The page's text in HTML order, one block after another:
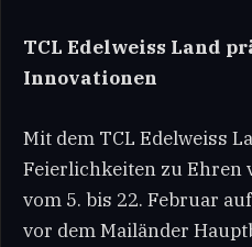
TCL Edelweiss Land
Innovationen
Mit dem TCL Edelweiss
Feierlichkeiten zu Ehren
vom 5. bis 22. Februar
vor dem Mailänder